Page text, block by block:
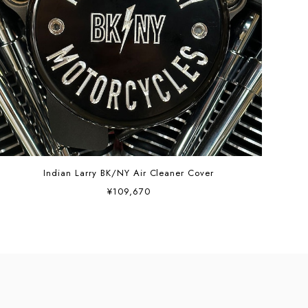
Indian Larry BK/NY Air Cleaner Cover
¥109,670